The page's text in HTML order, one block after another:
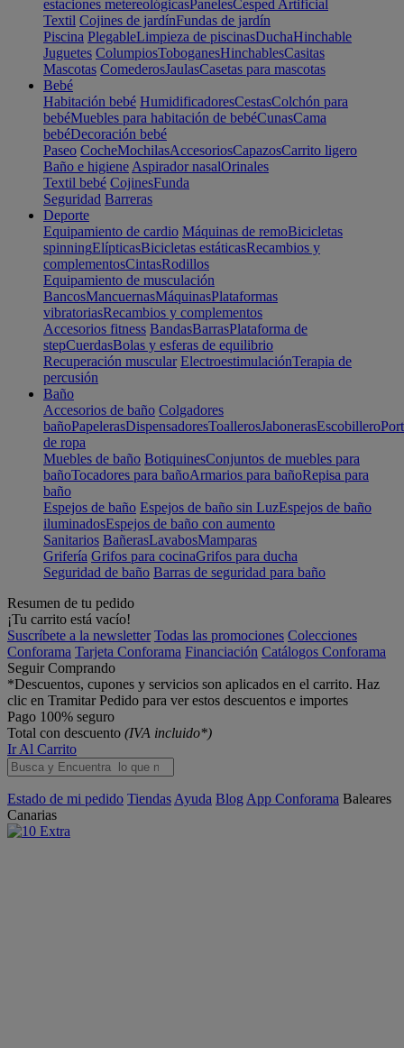
estaciones metereológicasPanelesCesped Artificial
Textil Cojines de jardínFundas de jardín
Piscina PlegableLimpieza de piscinasDuchaHinchable
Juguetes ColumpiosToboganesHinchablesCasitas
Mascotas ComederosJaulasCasetas para mascotas
Bebé
Habitación bebé HumidificadoresCestasColchón para
bebéMuebles para habitación de bebéCunasCama
bebéDecoración bebé
Paseo CocheMochilasAccesoriosCapazosCarrito ligero
Baño e higiene Aspirador nasalOrinales
Textil bebé CojinesFunda
Seguridad Barreras
Deporte
Equipamiento de cardio Máquinas de remoBicicletas
spinningElípticasBicicletas estáticasRecambios y
complementosCintasRodillos
Equipamiento de musculación
BancosMancuernasMáquinasPlataformas
vibratoriasRecambios y complementos
Accesorios fitness BandasBarrasPlataforma de
stepCuerdasBolas y esferas de equilibrio
Recuperación muscular ElectroestimulaciónTerapia de
percusión
Baño
Accesorios de baño Colgadores
bañoPapelerasDispensadoresToallerosJabonerasEscobillero
de ropa
Muebles de baño BotiquinesConjuntos de muebles para
bañoTocadores para bañoArmarios para bañoRepisa para
baño
Espejos de baño Espejos de baño sin LuzEspejos de baño
iluminadosEspejos de baño con aumento
Sanitarios BañerasLavabosMamparas
Grifería Grifos para cocinaGrifos para ducha
Seguridad de baño Barras de seguridad para baño
Resumen de tu pedido
¡Tu carrito está vacío!
Suscríbete a la newsletter Todas las promociones Colecciones
Conforama Tarjeta Conforama Financiación Catálogos Conforama
Seguir Comprando
*Descuentos, cupones y servicios son aplicados en el carrito. Haz
clic en Tramitar Pedido para ver estos descuentos e importes
Pago 100% seguro
Total con descuento (IVA incluido*)
Ir Al Carrito
Estado de mi pedido Tiendas Ayuda Blog App Conforama Baleares
Canarias